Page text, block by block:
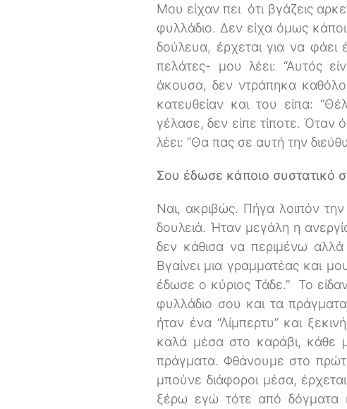
Μου είχαν πει ότι βγάζεις
φυλλάδιο. Δεν είχα όμως
δούλευα, έρχεται για να
πελάτες- μου λέει: “Αυτός
άκουσα, δεν ντράπηκα
κατευθείαν και του είπα:
γέλασε, δεν είπε τίποτε.
λέει: “Θα πας σε αυτή την
Σου έδωσε κάποιο συστατικό
Ναι, ακριβώς. Πήγα λοιπόν
δουλειά. Ήταν μεγάλη η
δεν κάθισα να περιμένω
Βγαίνει μια γραμματέας και
έδωσε ο κύριος Τάδε.” Το
φυλλάδιο σου και τα
ήταν ένα “Λίμπερτυ” και
καλά μέσα στο καράβι, κάθε
πράγματα. Φθάνουμε στο
μπούνε διάφοροι μέσα,
ξέρω εγώ τότε από δόγματα